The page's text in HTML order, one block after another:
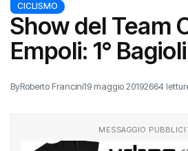
CICLISMO
Show del Team
Empoli: 1°
ByRoberto Francini19 maggio 20192664
MESSAGGIO